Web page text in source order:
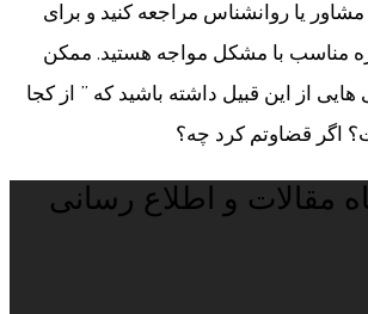
یا روانشناس مراجعه کنید و برای
مناسب با مشکل مواجه هستید. ممکن
هایی از این قبیل داشته باشید که ” از کجا
اگر قضاوتم کرد چه؟
مقالات و اطلاع رسانی